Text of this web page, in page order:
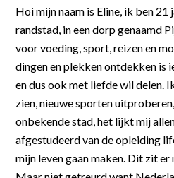
Hoi mijn naam is Eline, ik ben 21
randstad, in een dorp genaamd
voor voeding, sport, reizen en
dingen en plekken ontdekken is
en dus ook met liefde wil delen.
zien, nieuwe sporten
onbekende stad, het lijkt mij
afgestudeerd van de opleiding
mijn leven gaan maken. Dit zit er